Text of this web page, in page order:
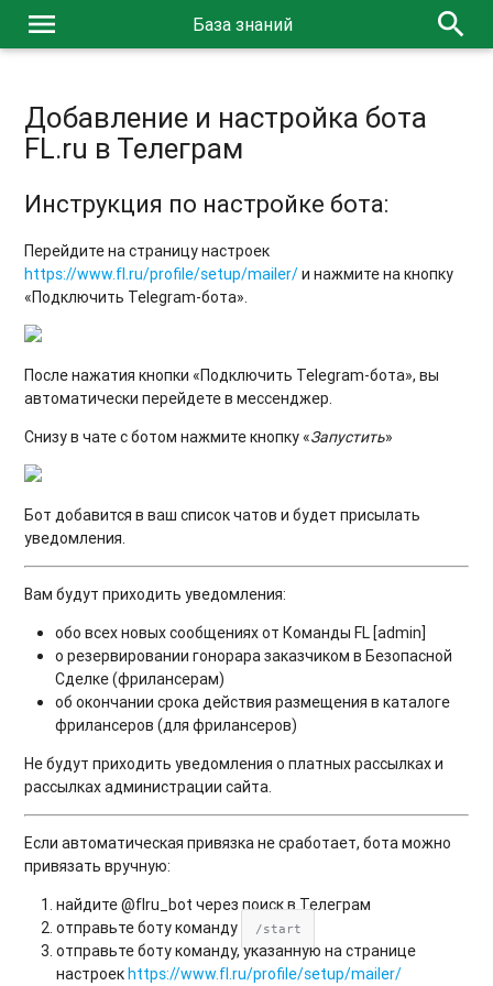
menu База знаний search
Добавление и настройка бота
FL.ru в Телеграм
Инструкция по настройке бота:
Перейдите на страницу настроек
https://www.fl.ru/profile/setup/mailer/и нажмите на кнопку
«Подключить Telegram-бота».
После нажатия кнопки «Подключить Telegram-бота», вы
автоматически перейдете в мессенджер.
Снизу в чате с ботом нажмите кнопку «Запустить»
Бот добавится в ваш список чатов и будет присылать
уведомления.
Вам будут приходить уведомления:
обо всех новых сообщениях от Команды FL [admin]
о резервировании гонорара заказчиком в Безопасной
Сделке (фрилансерам)
об окончании срока действия размещения в каталоге
фрилансеров (для фрилансеров)
Не будут приходить уведомления о платных рассылках и
рассылках администрации сайта.
Если автоматическая привязка не сработает, бота можно
привязать вручную:
найдите @flru_bot через поиск в Телеграм
отправьте боту команду
/start
отправьте боту команду, указанную на странице
настроекhttps://www.fl.ru/profile/setup/mailer/